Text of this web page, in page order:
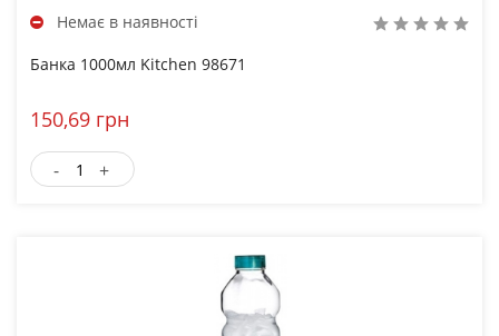
Немає в наявності
Банка 1000мл Kitchen 98671
150,69 грн
- +